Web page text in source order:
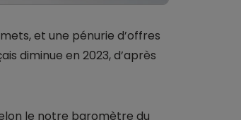
et une pénurie d’offres
diminue en 2023, d’après
le notre baromètre du